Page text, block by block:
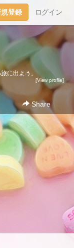
規登録 ログイン
に出よう。
[View profile]
Share